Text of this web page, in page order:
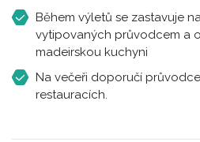
Během výletů se zastavuje
vytipovaných průvodcem a
madeirskou kuchyni
Na večeři doporučí
restauracích.